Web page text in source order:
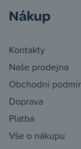
Nákup
Kontakty
Naše prodejna
Obchodní
Doprava
Platba
Vše o nákupu